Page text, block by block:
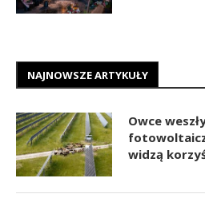
NAJNOWSZE ARTYKUŁY
Owce
widzą